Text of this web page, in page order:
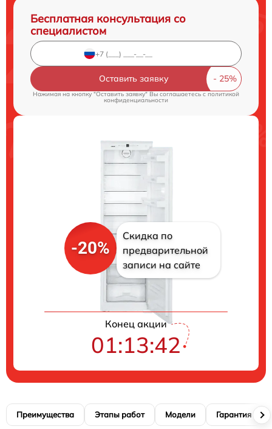
Бесплатная консультация со
специалистом
Оставить заявку
Нажимая на кнопку "Оставить заявку" Вы соглашаетесь cполитикой
конфиденциальности
-20%
Скидка по
предварительной
записи на сайте
Конец акции
01:13:41
Преимущества Этапы работ Модели Гарантия